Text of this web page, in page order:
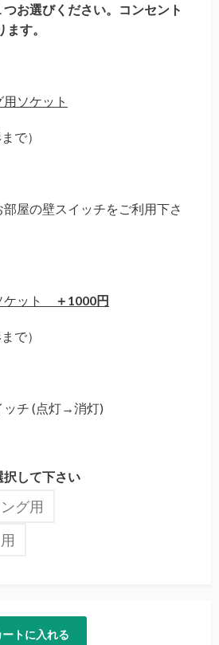
お選びください。
コンセント
す。
ソケット
で）
屋の壁スイッチをご利用下さ
ケット ＋1000円
で）
ッチ (点灯→消灯)
択して下さい
グ用
ートに入れる